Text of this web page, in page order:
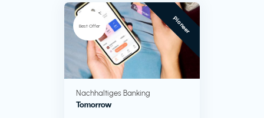
Best Offer Pioneer
Nachhaltiges Banking
Tomorrow